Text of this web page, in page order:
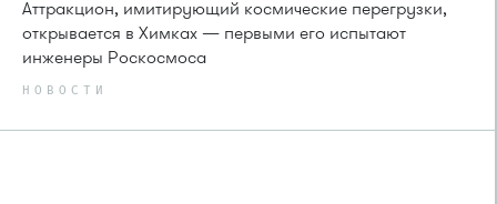
Аттракцион, имитирующий космические перегрузки,
открывается в Химках — первыми его испытают
инженеры Роскосмоса
НОВОСТИ